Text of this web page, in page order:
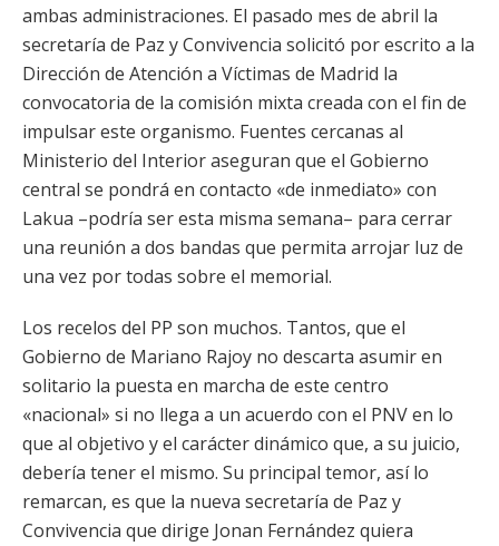
ambas administraciones. El pasado mes de abril la
secretaría de Paz y Convivencia solicitó por escrito a la
Dirección de Atención a Víctimas de Madrid la
convocatoria de la comisión mixta creada con el fin de
impulsar este organismo. Fuentes cercanas al
Ministerio del Interior aseguran que el Gobierno
central se pondrá en contacto «de inmediato» con
Lakua –podría ser esta misma semana– para cerrar
una reunión a dos bandas que permita arrojar luz de
una vez por todas sobre el memorial.
Los recelos del PP son muchos. Tantos, que el
Gobierno de Mariano Rajoy no descarta asumir en
solitario la puesta en marcha de este centro
«nacional» si no llega a un acuerdo con el PNV en lo
que al objetivo y el carácter dinámico que, a su juicio,
debería tener el mismo. Su principal temor, así lo
remarcan, es que la nueva secretaría de Paz y
Convivencia que dirige Jonan Fernández quiera